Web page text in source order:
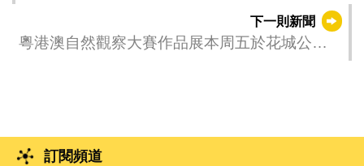
下一則新聞
粵港澳自然觀察大賽作品展本周五於花城公園
訂閱頻道